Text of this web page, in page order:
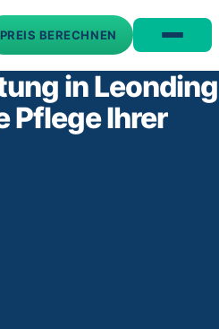
PREIS BERECHNEN
in Leonding
Pflege Ihrer